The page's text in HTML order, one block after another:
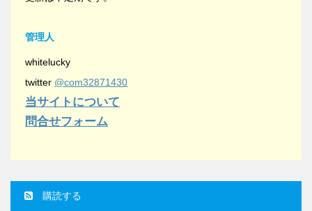
管理人
whitelucky
twitter @com32871430
当サイトについて
問合せフォーム
購読する